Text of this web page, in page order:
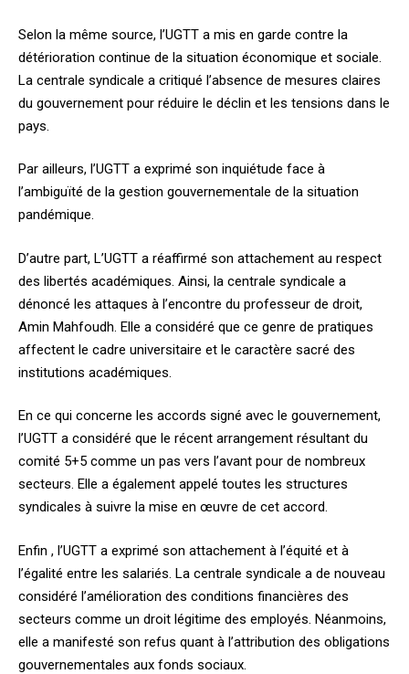
Selon la même source, l’UGTT a mis en garde contre la
détérioration continue de la situation économique et sociale.
La centrale syndicale a critiqué l’absence de mesures claires
du gouvernement pour réduire le déclin et les tensions dans le
pays.
Par ailleurs, l’UGTT a exprimé son inquiétude face à
l’ambiguïté de la gestion gouvernementale de la situation
pandémique.
D’autre part, L’UGTT a réaffirmé son attachement au respect
des libertés académiques. Ainsi, la centrale syndicale a
dénoncé les attaques à l’encontre du professeur de droit,
Amin Mahfoudh. Elle a considéré que ce genre de pratiques
affectent le cadre universitaire et le caractère sacré des
institutions académiques.
En ce qui concerne les accords signé avec le gouvernement,
l’UGTT a considéré que le récent arrangement résultant du
comité 5+5 comme un pas vers l’avant pour de nombreux
secteurs. Elle a également appelé toutes les structures
syndicales à suivre la mise en œuvre de cet accord.
Enfin , l’UGTT a exprimé son attachement à l’équité et à
l’égalité entre les salariés. La centrale syndicale a de nouveau
considéré l’amélioration des conditions financières des
secteurs comme un droit légitime des employés. Néanmoins,
elle a manifesté son refus quant à l’attribution des obligations
gouvernementales aux fonds sociaux.